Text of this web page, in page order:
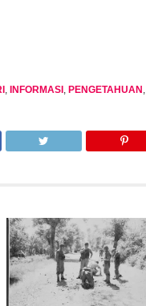
, INFORMASI , PENGETAHUAN ,